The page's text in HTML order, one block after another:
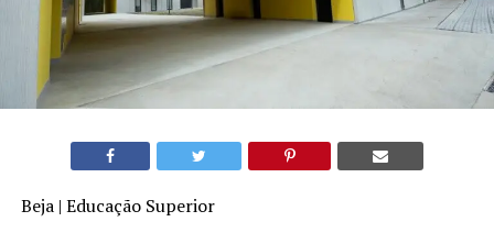
Beja | Educação Superior